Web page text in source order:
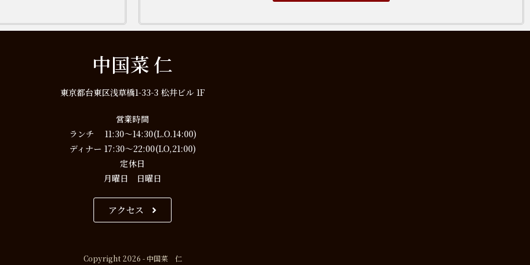
中国菜 仁
東京都台東区浅草橋1-33-3 松井ビル 1F
営業時間
ランチ 11:30～14:30(L.O.14:00)
ディナー 17:30～22:00(LO,21:00)
定休日
月曜日 日曜日
アクセス
Copyright 2026 - 中国菜 仁